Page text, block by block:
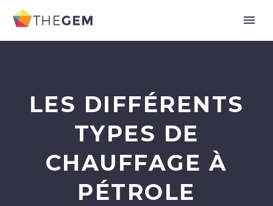
LES DIFFÉRENTS
TYPES DE
CHAUFFAGE À
PÉTROLE